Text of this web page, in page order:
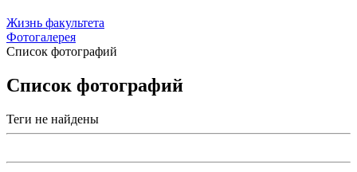
Жизнь факультета
Фотогалерея
Список фотографий
Список фотографий
Теги не найдены